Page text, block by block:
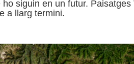
ho siguin en un futur.
a llarg termini.